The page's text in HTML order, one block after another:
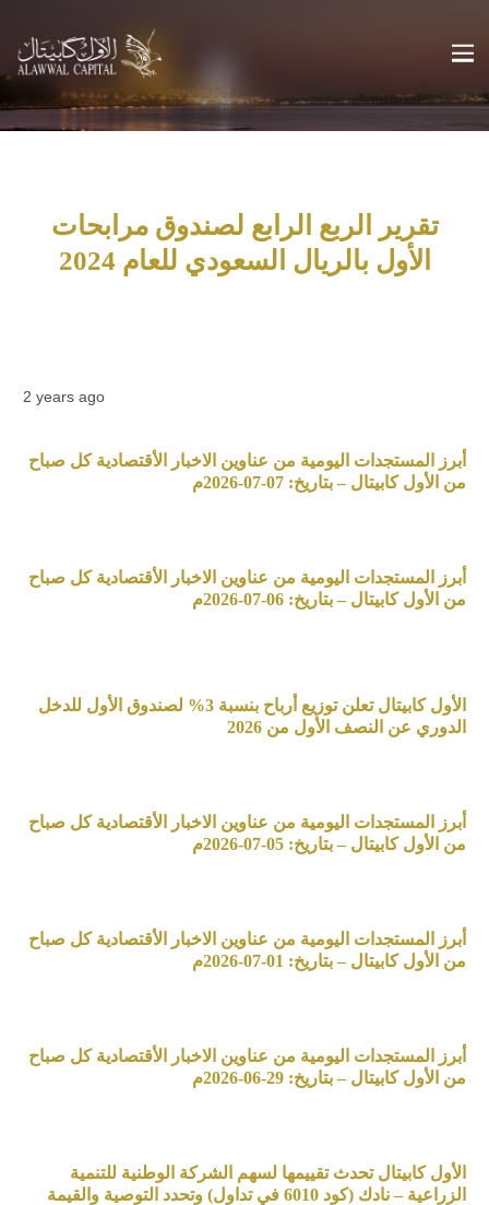
تقرير الربع الرابع لصندوق مرابحات
الأول بالريال السعودي للعام 2024
2 years ago
أبرز المستجدات اليومية من عناوين الاخبار الأقتصادية كل صباح
من الأول كابيتال – بتاريخ: 07-07-2026م
أبرز المستجدات اليومية من عناوين الاخبار الأقتصادية كل صباح
من الأول كابيتال – بتاريخ: 06-07-2026م
الأول كابيتال تعلن توزيع أرباح بنسبة 3% لصندوق الأول للدخل
الدوري عن النصف الأول من 2026
أبرز المستجدات اليومية من عناوين الاخبار الأقتصادية كل صباح
من الأول كابيتال – بتاريخ: 05-07-2026م
أبرز المستجدات اليومية من عناوين الاخبار الأقتصادية كل صباح
من الأول كابيتال – بتاريخ: 01-07-2026م
أبرز المستجدات اليومية من عناوين الاخبار الأقتصادية كل صباح
من الأول كابيتال – بتاريخ: 29-06-2026م
الأول كابيتال تحدث تقييمها لسهم الشركة الوطنية للتنمية
الزراعية – نادك (كود 6010 في تداول) وتحدد التوصية والقيمة